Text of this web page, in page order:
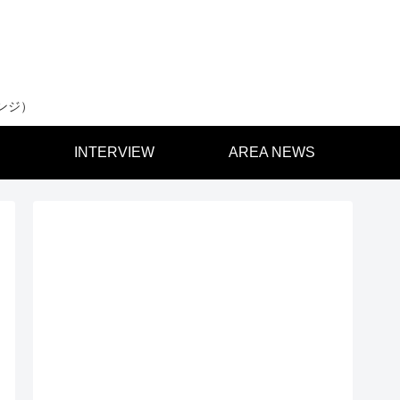
）
INTERVIEW AREA NEWS